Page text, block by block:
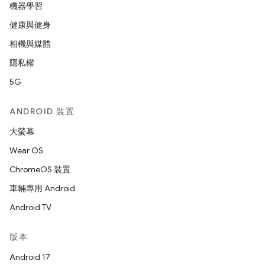
機器學習
健康與健身
相機與媒體
隱私權
5G
ANDROID 裝置
大螢幕
Wear OS
ChromeOS 裝置
車輛專用 Android
Android TV
版本
Android 17